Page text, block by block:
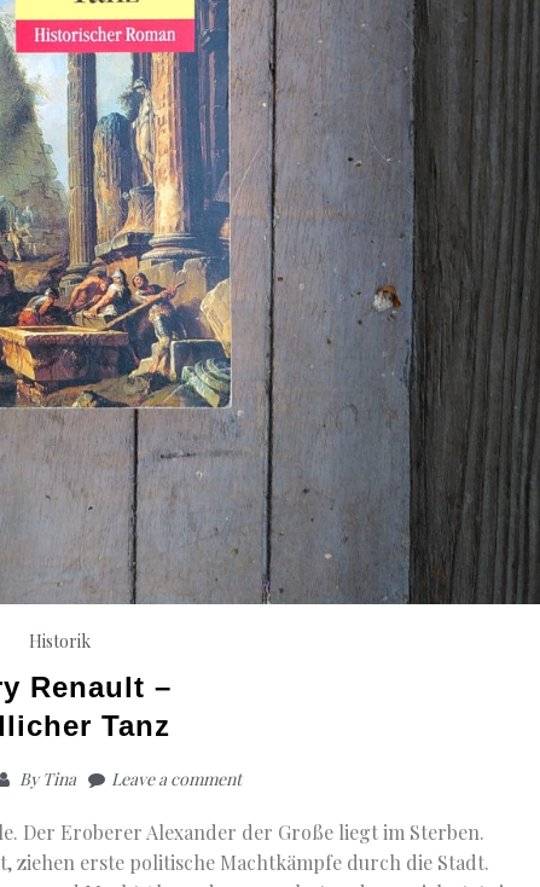
Historik
Renault –
Tanz
ByTina Leave a comment
Der Eroberer Alexander der Große liegt im Sterben.
ziehen erste politische Machtkämpfe durch die Stadt.